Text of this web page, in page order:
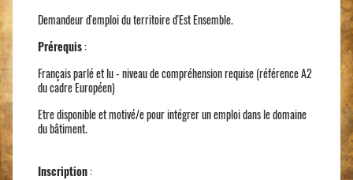
Demandeur d'emploi du territoire d'Est Ensemble.
Prérequis:
Français parlé et lu - niveau de compréhension requise (référence A2
du cadre Européen)
Etre disponible et motivé/e pour intégrer un emploi dans le domaine
du bâtiment.
​Inscription: